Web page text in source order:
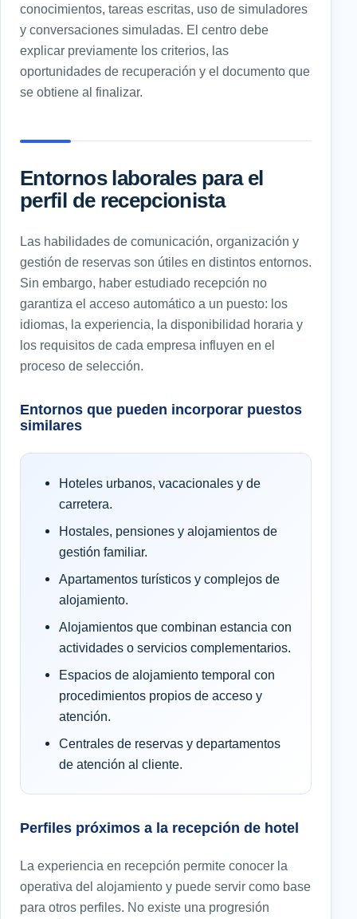
conocimientos, tareas escritas, uso de simuladores
y conversaciones simuladas. El centro debe
explicar previamente los criterios, las
oportunidades de recuperación y el documento que
se obtiene al finalizar.
Entornos laborales para el
perfil de recepcionista
Las habilidades de comunicación, organización y
gestión de reservas son útiles en distintos entornos.
Sin embargo, haber estudiado recepción no
garantiza el acceso automático a un puesto: los
idiomas, la experiencia, la disponibilidad horaria y
los requisitos de cada empresa influyen en el
proceso de selección.
Entornos que pueden incorporar puestos
similares
Hoteles urbanos, vacacionales y de
carretera.
Hostales, pensiones y alojamientos de
gestión familiar.
Apartamentos turísticos y complejos de
alojamiento.
Alojamientos que combinan estancia con
actividades o servicios complementarios.
Espacios de alojamiento temporal con
procedimientos propios de acceso y
atención.
Centrales de reservas y departamentos
de atención al cliente.
Perfiles próximos a la recepción de hotel
La experiencia en recepción permite conocer la
operativa del alojamiento y puede servir como base
para otros perfiles. No existe una progresión